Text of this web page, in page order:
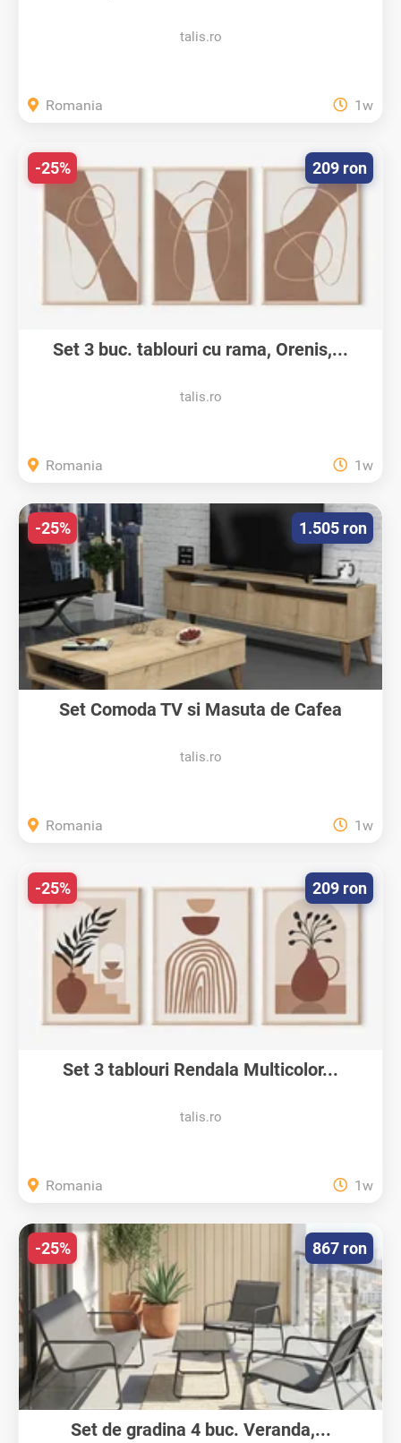
talis.ro
Romania 1w
Set 3 buc. tablouri cu rama, Orenis,...
talis.ro
209 ron
-25%
Romania 1w
Set Comoda TV si Masuta de Cafea
talis.ro
1.505 ron
-25%
Romania 1w
Set 3 tablouri Rendala Multicolor...
talis.ro
209 ron
-25%
Romania 1w
Set de gradina 4 buc. Veranda,...
867 ron
-25%